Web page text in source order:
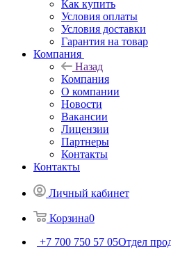
Как купить
Условия оплаты
Условия доставки
Гарантия на товар
Компания
Назад
Компания
О компании
Новости
Вакансии
Лицензии
Партнеры
Контакты
Контакты
Личный кабинет
Корзина0
+7 700 750 57 05Отдел